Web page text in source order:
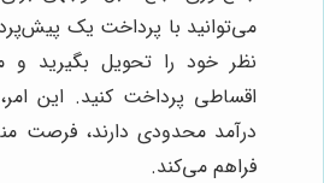
می‌توانید با پرداخت یک
نظر خود را تحویل بگیرید و
اقساطی پرداخت کنید. این
درآمد محدودی دارند، فرصت
فراهم می‌کند.